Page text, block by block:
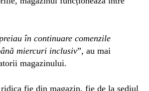
în continuare comenzile
miercuri inclusiv”, au mai
magazinului.
fie din magazin, fie de la sediul